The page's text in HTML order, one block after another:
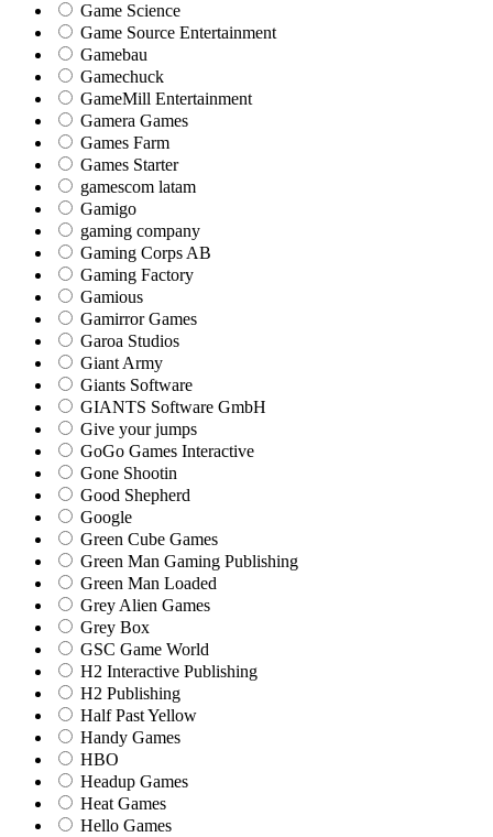
Game Science
Game Source Entertainment
Gamebau
Gamechuck
GameMill Entertainment
Gamera Games
Games Farm
Games Starter
gamescom latam
Gamigo
gaming company
Gaming Corps AB
Gaming Factory
Gamious
Gamirror Games
Garoa Studios
Giant Army
Giants Software
GIANTS Software GmbH
Give your jumps
GoGo Games Interactive
Gone Shootin
Good Shepherd
Google
Green Cube Games
Green Man Gaming Publishing
Green Man Loaded
Grey Alien Games
Grey Box
GSC Game World
H2 Interactive Publishing
H2 Publishing
Half Past Yellow
Handy Games
HBO
Headup Games
Heat Games
Hello Games